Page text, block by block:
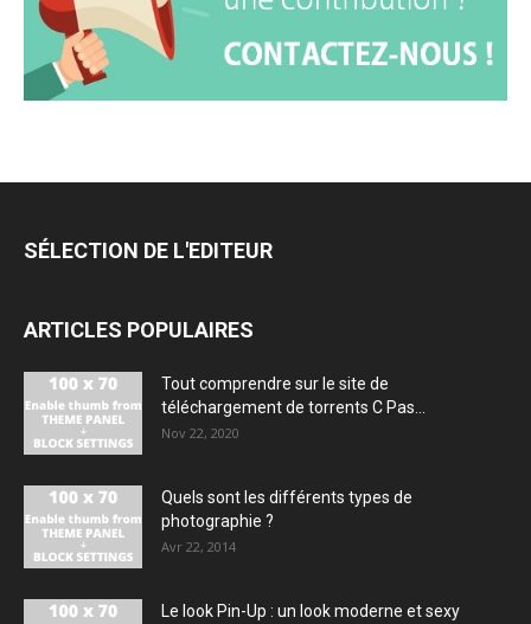
SÉLECTION DE L'EDITEUR
ARTICLES POPULAIRES
Tout comprendre sur le site de
téléchargement de torrents C Pas...
Nov 22, 2020
Quels sont les différents types de
photographie ?
Avr 22, 2014
Le look Pin-Up : un look moderne et sexy